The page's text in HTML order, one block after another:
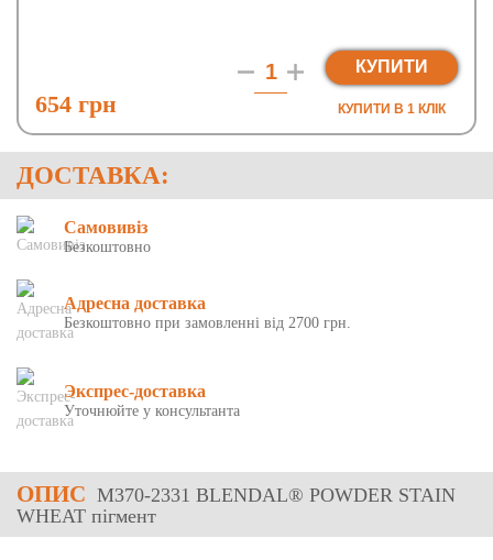
654 грн
КУПИТИ
КУПИТИ В 1 КЛIК
ДОСТАВКА:
Самовивіз
Безкоштовно
Адресна доставка
Безкоштовно при замовленні від 2700 грн.
Экспрес-доставка
Уточнюйте у консультанта
ОПИС M370-2331 BLENDAL® POWDER STAIN
WHEAT пігмент